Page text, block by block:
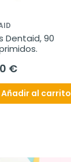
Dentaid, 90
€
Añadir al carrito